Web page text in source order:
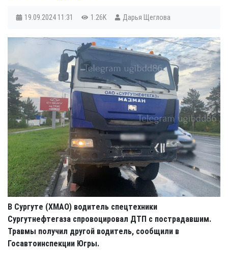
19.09.2024 11:31 1.26K Дарья Щеглова
В Сургуте (ХМАО) водитель спецтехники
Сургутнефтегаза спровоцировал ДТП с пострадавшим.
Травмы получил другой водитель, сообщили в
Госавтоинспекции Югры.